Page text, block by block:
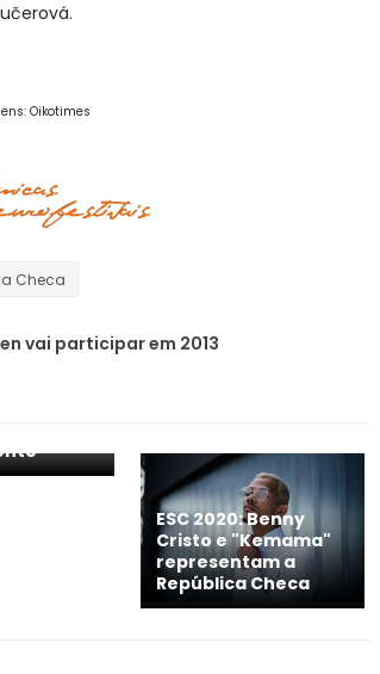
Oikotimes
Checa
vai participar em 2013
ESC 2020: Benny
Cristo e "Kemama"
representam a
República Checa